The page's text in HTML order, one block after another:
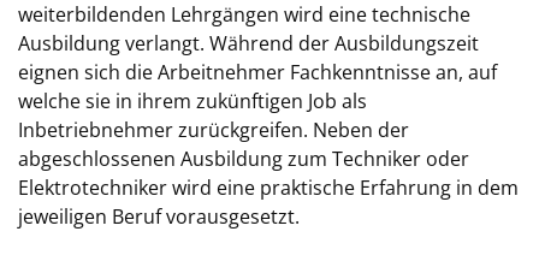
weiterbildenden Lehrgängen wird eine technische
Ausbildung verlangt. Während der Ausbildungszeit
eignen sich die Arbeitnehmer Fachkenntnisse an, auf
welche sie in ihrem zukünftigen Job als
Inbetriebnehmer zurückgreifen. Neben der
abgeschlossenen Ausbildung zum Techniker oder
Elektrotechniker wird eine praktische Erfahrung in dem
jeweiligen Beruf vorausgesetzt.